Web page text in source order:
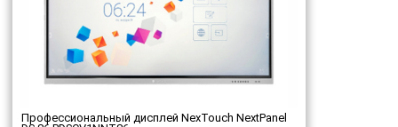
Профессиональный дисплей NexTouch NextPanel